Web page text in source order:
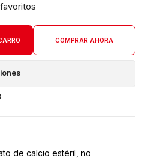
COMPRAR AHORA
de calcio estéril, no